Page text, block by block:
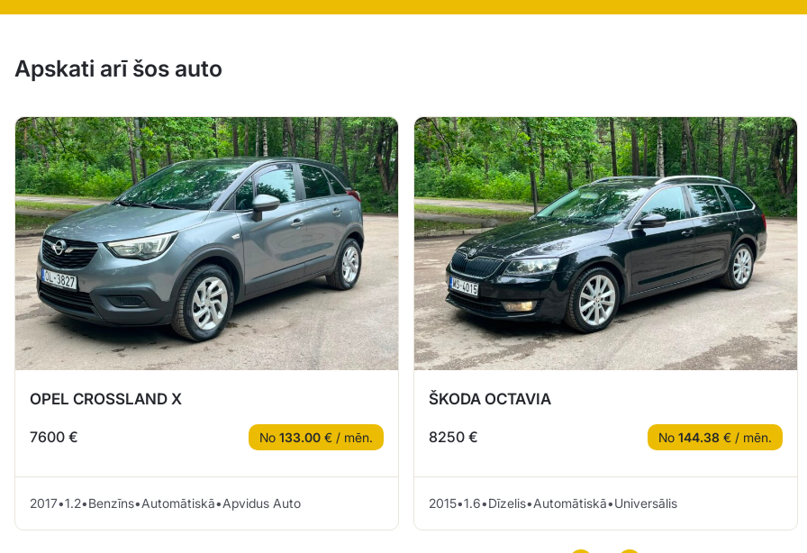
Apskati arī šos auto
OPEL CROSSLAND X
7600 € No 133.00 € / mēn.
2017•1.2•Benzīns•Automātiskā•Apvidus Auto
ŠKODA OCTAVIA
8250 € No 144.38 € / mēn.
2015•1.6•Dīzelis•Automātiskā•Universālis